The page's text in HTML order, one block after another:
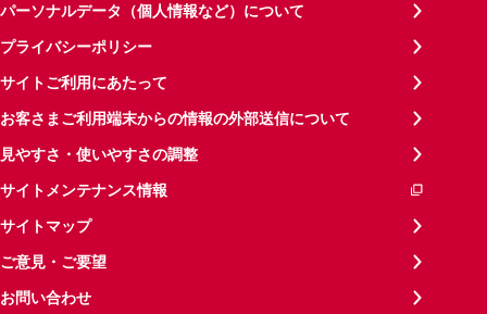
パーソナルデータ（個人情報など）について
プライバシーポリシー
サイトご利用にあたって
お客さまご利用端末からの情報の外部送信について
見やすさ・使いやすさの調整
サイトメンテナンス情報
サイトマップ
ご意見・ご要望
お問い合わせ